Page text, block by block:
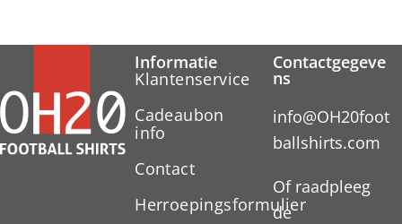
Informatie
Klantenservice
Cadeaubon
info
Contact
Herroepingsformulier
Contactgegeve
ns
info@OH20foot
ballshirts.com
Of raadpleeg
de